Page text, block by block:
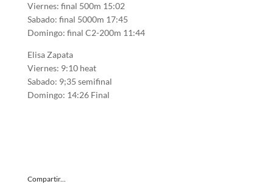
Viernes: final 500m 15:02
Sabado: final 5000m 17:45
Domingo: final C2-200m 11:44
Elisa Zapata
Viernes: 9:10 heat
Sabado: 9;35 semifinal
Domingo: 14:26 Final
Compartir...